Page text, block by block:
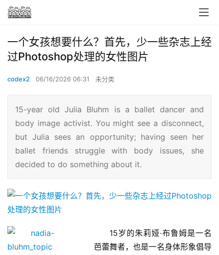
一个女孩想要什么？首先，少一些杂志上经
过Photoshop处理的女性图片
codex2 06/16/2026 06:31 未分类
15-year old Julia Bluhm is a ballet dancer and
body image activist. You might see a disconnect,
but Julia sees an opportunity; having seen her
ballet friends struggle with body issues, she
decided to do something about it.
15岁的朱莉娅·布鲁姆是一名
芭蕾舞者，也是一名身体形象倡导